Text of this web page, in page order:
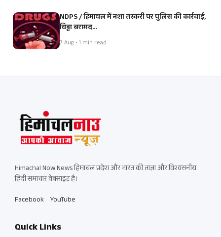
NDPS / हिमाचल में नशा तस्करी पर पुलिस की कार्रवाई,
चिट्टा बरामद…
7 Aug • 1 min read
Himachal Now News हिमाचल प्रदेश और भारत की ताज़ा और विश्वसनीय
हिंदी समाचार वेबसाइट है।
Facebook YouTube
Quick Links